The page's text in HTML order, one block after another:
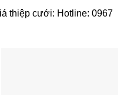
thiệp cưới: Hotline: 0967